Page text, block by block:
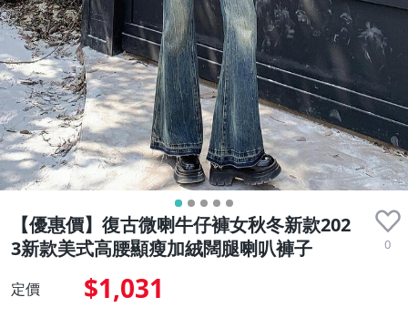
【優惠價】復古微喇牛仔褲女秋冬新款202
3新款美式高腰顯瘦加絨闊腿喇叭褲子
0
定價 $1,031